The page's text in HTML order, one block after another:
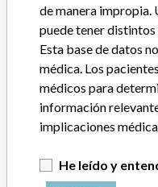
Dirección del fabricante
Empresa matriz del
ACERCA DE LA BASE DE
Explore más de 120,000
notificaciones de seguridad
de manera
puede tener distintos
Esta base de datos
médica. Los
médicos para
información
implicaciones
He leído y